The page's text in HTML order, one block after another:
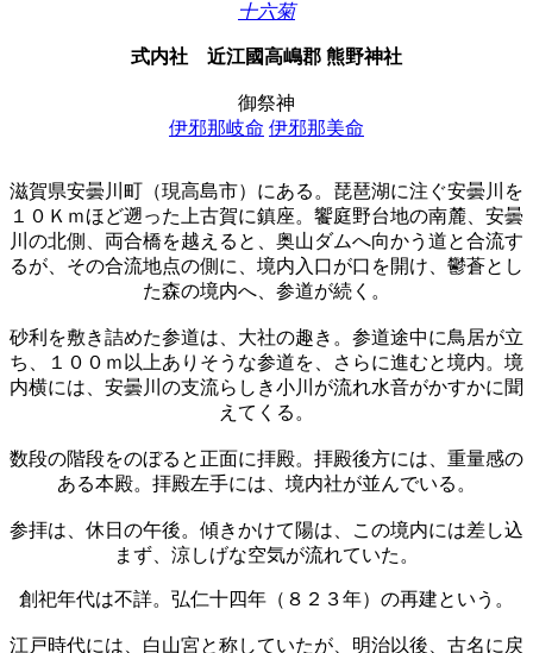
十六菊
式内社 近江國高嶋郡 熊野神社
御祭神
伊邪那岐命 伊邪那美命
滋賀県安曇川町（現高島市）にある。琵琶湖に注ぐ安曇川を
１０Ｋｍほど遡った上古賀に鎮座。饗庭野台地の南麓、安曇
川の北側、両合橋を越えると、奥山ダムへ向かう道と合流す
るが、その合流地点の側に、境内入口が口を開け、鬱蒼とし
た森の境内へ、参道が続く。
砂利を敷き詰めた参道は、大社の趣き。参道途中に鳥居が立
ち、１００ｍ以上ありそうな参道を、さらに進むと境内。境
内横には、安曇川の支流らしき小川が流れ水音がかすかに聞
えてくる。
数段の階段をのぼると正面に拝殿。拝殿後方には、重量感の
ある本殿。拝殿左手には、境内社が並んでいる。
参拝は、休日の午後。傾きかけて陽は、この境内には差し込
まず、涼しげな空気が流れていた。
創祀年代は不詳。弘仁十四年（８２３年）の再建という。
江戸時代には、白山宮と称していたが、明治以後、古名に戻